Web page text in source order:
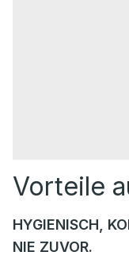
Vorteile
HYGIENISCH,
NIE ZUVOR.